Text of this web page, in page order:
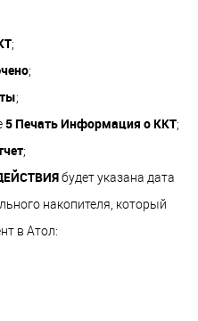
;
;
;
5 Печать Информация о ККТ;
;
будет указана дата
накопителя, который
в Атол: